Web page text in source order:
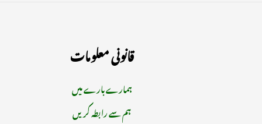
قانونی معلومات
ہمارے بارے میں
ہم سے رابطہ کریں